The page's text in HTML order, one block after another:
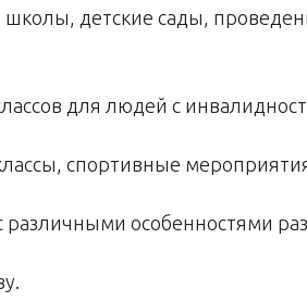
детские сады,
для людей с
спортивные
особенностями